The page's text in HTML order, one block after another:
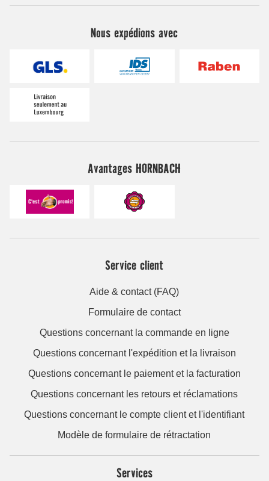
Nous expédions avec
Avantages HORNBACH
Service client
Aide & contact (FAQ)
Formulaire de contact
Questions concernant la commande en ligne
Questions concernant l'expédition et la livraison
Questions concernant le paiement et la facturation
Questions concernant les retours et réclamations
Questions concernant le compte client et l'identifiant
Modèle de formulaire de rétractation
Services